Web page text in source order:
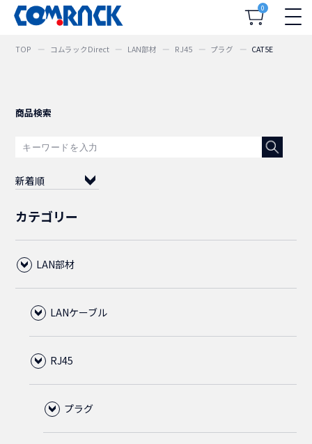
0
TOP コムラックDirect LAN部材 RJ45 プラグ CAT5E
商品検索
カテゴリー
LAN部材
LANケーブル
CAT6A
CAT6
RJ45
プラグ
新着順